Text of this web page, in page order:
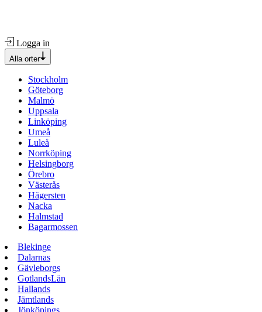
Logga in
Alla orter
Stockholm
Göteborg
Malmö
Uppsala
Linköping
Umeå
Luleå
Norrköping
Helsingborg
Örebro
Västerås
Hägersten
Nacka
Halmstad
Bagarmossen
Blekinge
Dalarnas
Gävleborgs
GotlandsLän
Hallands
Jämtlands
Jönköpings